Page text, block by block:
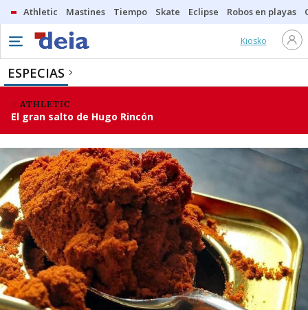
Athletic Mastines Tiempo Skate Eclipse Robos en playas
Kiosko
ESPECIAS
ATHLETIC
El gran salto de Hugo Rincón